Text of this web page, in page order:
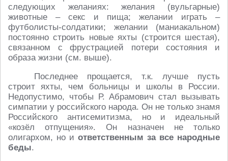
следующих желаниях: желания (вульгарные)
животные – секс и пища; желании играть –
футболисты-солдатики; желании (маниакальном)
постоянно строить новые яхты (строится шестая),
связанном с фрустрацией потери состояния и
образа жизни (см. выше).
Последнее прощается, т.к. лучше пусть
строит яхты, чем больницы и школы в России.
Недопустимо, чтобы Р. Абрамович стал вызывать
симпатии у российского народа. Он не только знамя
Российского антисемитизма, но и идеальный
«козёл отпущения». Он назначен не только
олигархом, но и ответственным за все народные
беды.